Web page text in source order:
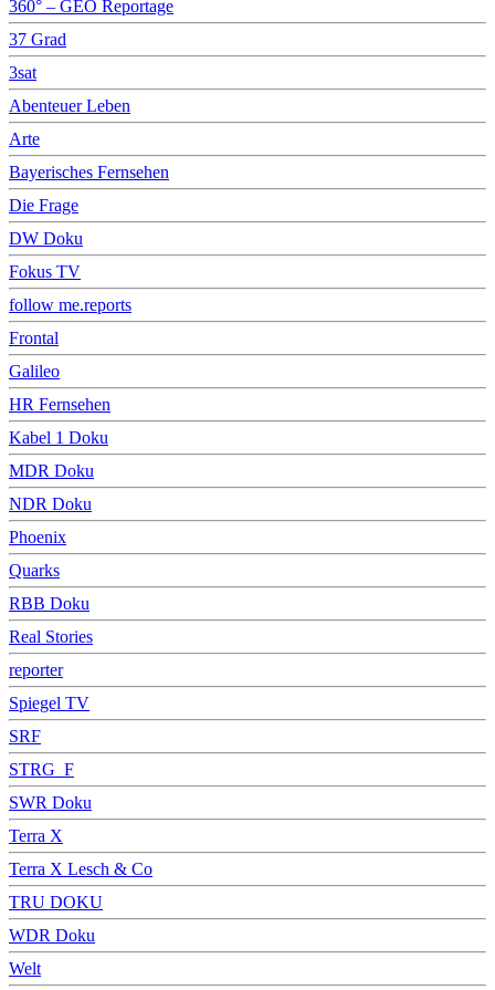
360° – GEO Reportage
37 Grad
3sat
Abenteuer Leben
Arte
Bayerisches Fernsehen
Die Frage
DW Doku
Fokus TV
follow me.reports
Frontal
Galileo
HR Fernsehen
Kabel 1 Doku
MDR Doku
NDR Doku
Phoenix
Quarks
RBB Doku
Real Stories
reporter
Spiegel TV
SRF
STRG_F
SWR Doku
Terra X
Terra X Lesch & Co
TRU DOKU
WDR Doku
Welt